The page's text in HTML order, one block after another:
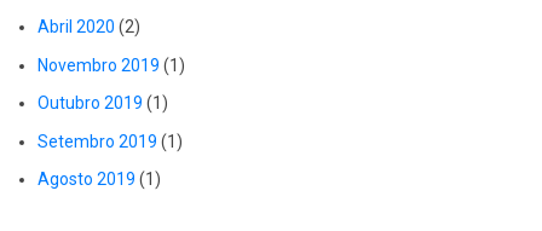
Abril 2020 (2)
Novembro 2019 (1)
Outubro 2019 (1)
Setembro 2019 (1)
Agosto 2019 (1)